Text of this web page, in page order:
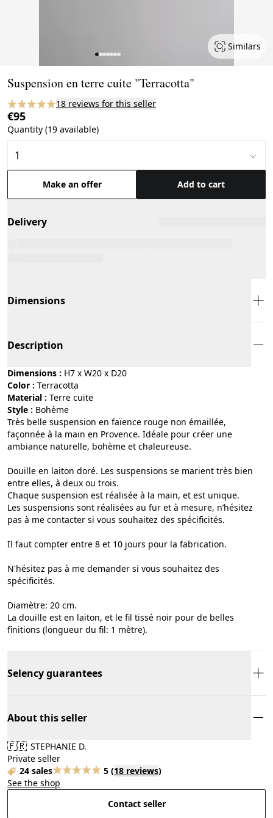
Similars
Suspension en terre cuite "Terracotta"
18 reviews for this seller
€95
Quantity (19 available)
Make an offer Add to cart
Delivery
Dimensions
Description
Dimensions : H7 x W20 x D20
Color :
terracotta
Material :
terre cuite
Style :
bohème
Très belle suspension en faïence rouge non émaillée,
façonnée à la main en Provence. Idéale pour créer une
ambiance naturelle, bohème et chaleureuse.
Douille en laiton doré. Les suspensions se marient très bien
entre elles, à deux ou trois.
Chaque suspension est réalisée à la main, et est unique.
Les suspensions sont réalisées au fur et à mesure, n’hésitez
pas à me contacter si vous souhaitez des spécificités.
Il faut compter entre 8 et 10 jours pour la fabrication.
N'hésitez pas à me demander si vous souhaitez des
spécificités.
Diamètre: 20 cm.
La douille est en laiton, et le fil tissé noir pour de belles
finitions (longueur du fil: 1 mètre).
Selency guarantees
About this seller
🇫🇷 STEPHANIE D.
Private seller
24 sales
5 (18 reviews)
See the shop
Contact seller